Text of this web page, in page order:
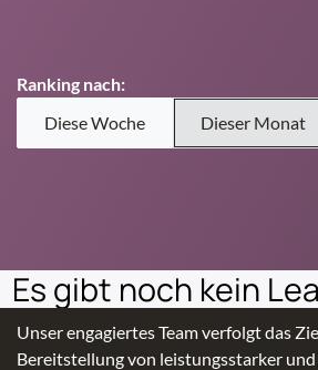
Ranking nach:
Diese Woche
Dieser Monat
Es gibt noch kein
Unser engagiertes Team verfolgt das
Bereitstellung von leistungsstarker